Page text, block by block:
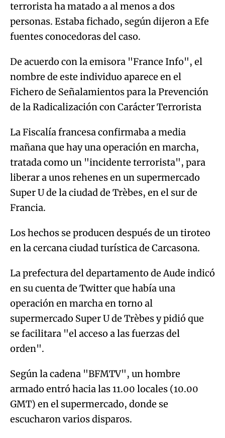
terrorista ha matado a al menos a dos
personas. Estaba fichado, según dijeron a Efe
fuentes conocedoras del caso.
De acuerdo con la emisora "France Info", el
nombre de este individuo aparece en el
Fichero de Señalamientos para la Prevención
de la Radicalización con Carácter Terrorista
La Fiscalía francesa confirmaba a media
mañana que hay una operación en marcha,
tratada como un "incidente terrorista", para
liberar a unos rehenes en un supermercado
Super U de la ciudad de Trèbes, en el sur de
Francia.
Los hechos se producen después de un tiroteo
en la cercana ciudad turística de Carcasona.
La prefectura del departamento de Aude indicó
en su cuenta de Twitter que había una
operación en marcha en torno al
supermercado Super U de Trèbes y pidió que
se facilitara "el acceso a las fuerzas del
orden".
Según la cadena "BFMTV", un hombre
armado entró hacia las 11.00 locales (10.00
GMT) en el supermercado, donde se
escucharon varios disparos.